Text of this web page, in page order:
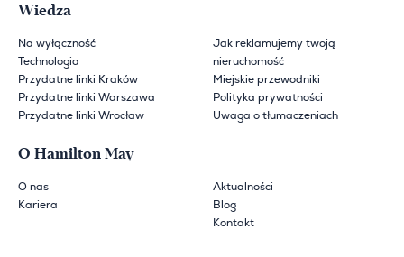
Wiedza
Na wyłączność
Technologia
Przydatne linki Kraków
Przydatne linki Warszawa
Przydatne linki Wrocław
Jak reklamujemy twoją
nieruchomość
Miejskie przewodniki
Polityka prywatności
Uwaga o tłumaczeniach
O Hamilton May
O nas
Kariera
Aktualności
Blog
Kontakt